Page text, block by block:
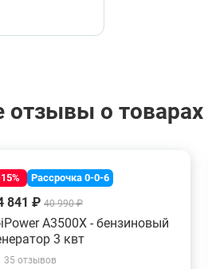
о товарах
Рассрочка 0-0-6
841 ₽ 40 990 ₽
A3500X - бензиновый
3 квт
35 отзывов